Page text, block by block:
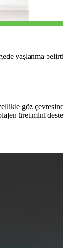
yaşlanma
göz
üretimini